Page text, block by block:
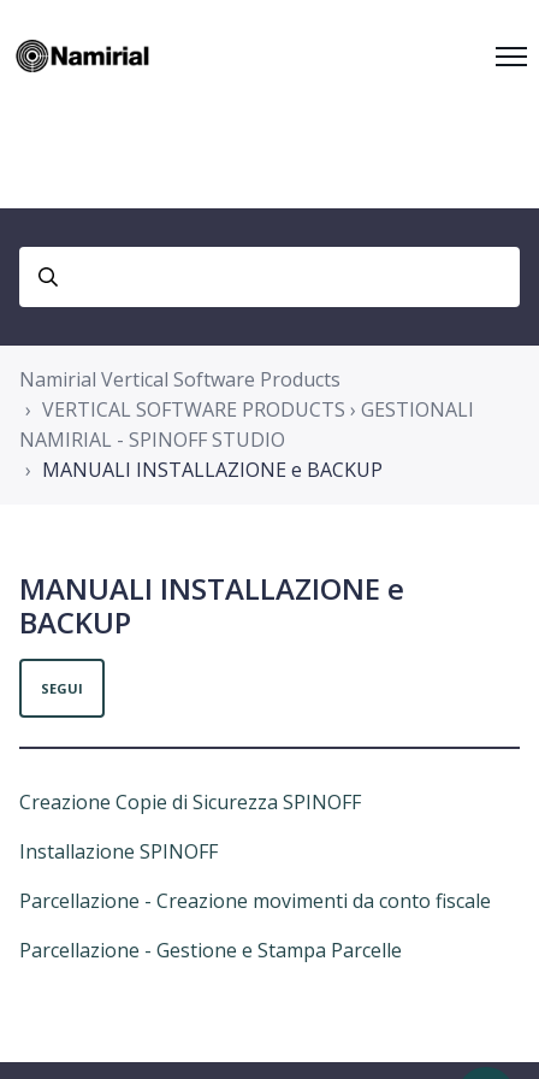
Namirial Vertical Software Products
VERTICAL SOFTWARE PRODUCTS › GESTIONALI
NAMIRIAL - SPINOFF STUDIO
MANUALI INSTALLAZIONE e BACKUP
MANUALI INSTALLAZIONE e
BACKUP
SEGUI
Creazione Copie di Sicurezza SPINOFF
Installazione SPINOFF
Parcellazione - Creazione movimenti da conto fiscale
Parcellazione - Gestione e Stampa Parcelle